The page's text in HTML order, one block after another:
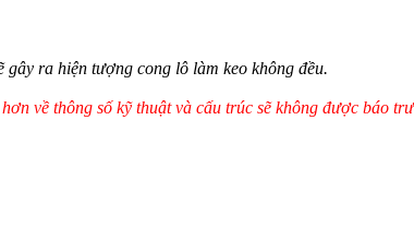
gây ra hiện tượng cong lô làm keo không đều.
về thông số kỹ thuật và cấu trúc sẽ không được báo